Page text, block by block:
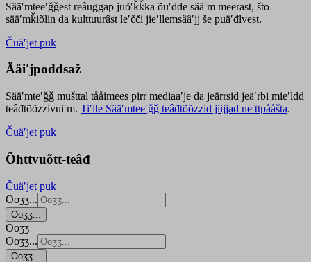
Sääʹmteeʹǧǧest reâuggap juõʹǩǩka õuʹdde sääʹm meerast, što
sääʹmǩiõlin da kulttuurâst leʹčči jieʹllemsââʹjj še puäʹđlvest.
Čuäʹjet puk
Ääiʹjpoddsaž
Sääʹmteʹǧǧ mušttal tååimees pirr mediaaʹje da jeärrsid jeäʹrbi mieʹldd
teâđtõõzzivuiʹm. Tiʹlle Sääʹmteeʹǧǧ teâđtõõzzid jiijjad neʹttpååšta.
Čuäʹjet puk
Õhttvuõtt-teâđ
Čuäʹjet puk
Ooʒʒ...
Ooʒʒ...
Ooʒʒ
Ooʒʒ...
Ooʒʒ...